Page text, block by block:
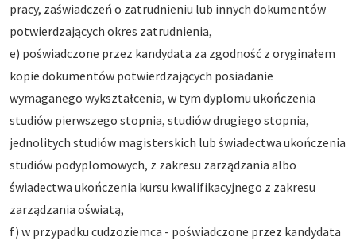
pracy, zaświadczeń o zatrudnieniu lub innych dokumentów
potwierdzających okres zatrudnienia,
e) poświadczone przez kandydata za zgodność z oryginałem
kopie dokumentów potwierdzających posiadanie
wymaganego wykształcenia, w tym dyplomu ukończenia
studiów pierwszego stopnia, studiów drugiego stopnia,
jednolitych studiów magisterskich lub świadectwa ukończenia
studiów podyplomowych, z zakresu zarządzania albo
świadectwa ukończenia kursu kwalifikacyjnego z zakresu
zarządzania oświatą,
f) w przypadku cudzoziemca - poświadczone przez kandydata